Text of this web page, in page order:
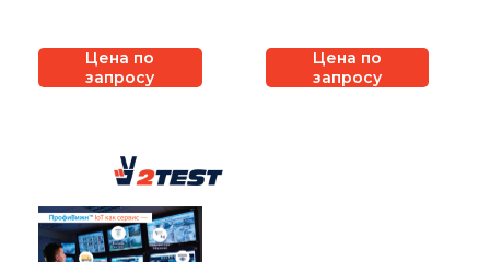
Цена по
запросу
Цена по
запросу